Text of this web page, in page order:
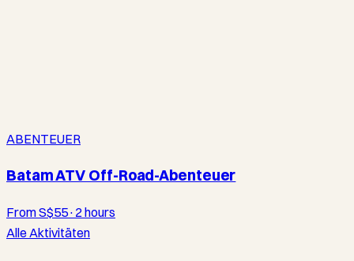
ABENTEUER
Batam ATV Off-Road-Abenteuer
From S$55· 2 hours
Alle Aktivitäten